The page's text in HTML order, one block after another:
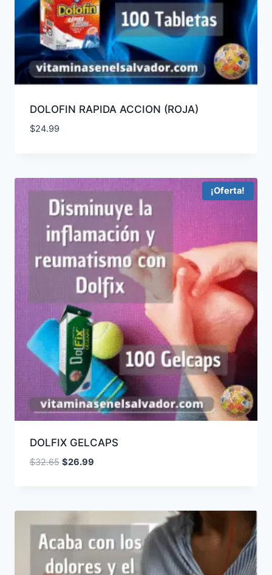
DOLOFIN RAPIDA ACCION (ROJA)
$24.99
¡Oferta!
DOLFIX GELCAPS
$32.65 El
$26.99El